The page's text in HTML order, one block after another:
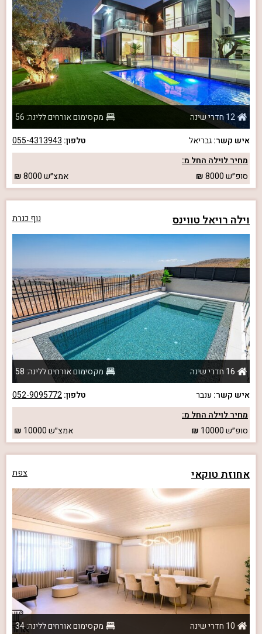
12 חדרי שינה
מקסימום אורחים ללינה: 56
איש קשר:גבריאל טלפון: 055-4313943
מחיר לוילה החל מ:
סופ״ש8000 אמצ״ש8000
וילה רויאל טווינס נוף כנרת
16 חדרי שינה
מקסימום אורחים ללינה: 58
איש קשר: ענבר טלפון:052-9095772
מחיר לוילה החל מ:
סופ״ש10000 אמצ״ש10000
אחוזת טוקאי צפת
10 חדרי שינה
מקסימום אורחים ללינה: 34